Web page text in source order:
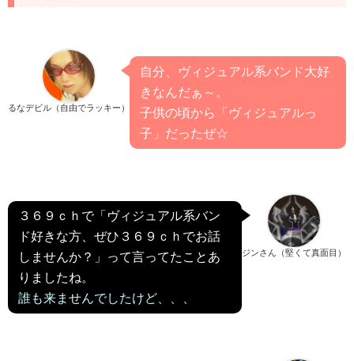
るなデビル（自由でラッキー）
自分、ヴィジュアル系バンド大好
きなんだぁ～。
子供の頃から「ヴィジュアルっ
子」だったぜ☆
ジンさん（堅くて真面目）
３６９ｃｈで「ヴィジュアル系バン
ド好きな方、ぜひ３６９ｃｈでお話
しませんか？」って言ってたことあ
りましたね。
誰も来ませんでしたけど、、、